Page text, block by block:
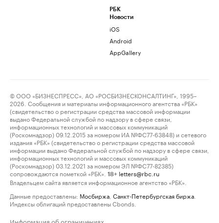
РБК
Новости
iOS
Android
AppGallery
© ООО «БИЗНЕСПРЕСС», АО «РОСБИЗНЕСКОНСАЛТИНГ», 1995–
2026. Сообщения и материалы информационного агентства «РБК»
(свидетельство о регистрации средства массовой информации
выдано Федеральной службой по надзору в сфере связи,
информационных технологий и массовых коммуникаций
(Роскомнадзор) 09.12.2015 за номером ИА №ФС77-63848) и сетевого
издания «РБК» (свидетельство о регистрации средства массовой
информации выдано Федеральной службой по надзору в сфере связи,
информационных технологий и массовых коммуникаций
(Роскомнадзор) 03.12.2021 за номером ЭЛ №ФС77-82385)
сопровождаются пометкой «РБК».
18+ letters@rbc.ru
Владельцем сайта является информационное агентство «РБК».
Данные предоставлены: Мосбиржа Санкт-Петербургская биржа
Индексы облигаций предоставлены Cbonds.